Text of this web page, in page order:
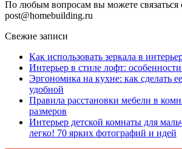
По любым вопросам вы можете связаться
post@homebuilding.ru
Свежие записи
Как использовать зеркала в
Интерьер в стиле лофт:
Эргономика на кухне: как сделать
удобной
Правила расстановки мебели в
размеров
Интерьер детской комнаты для
легко! 70 ярких фотографий и идей